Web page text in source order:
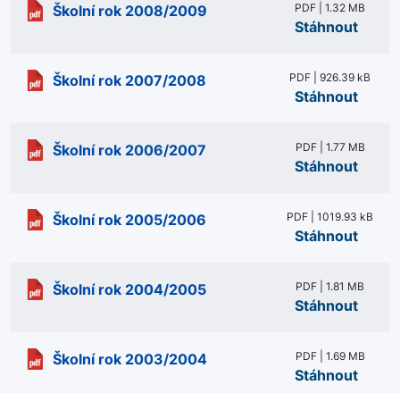
Školní rok 2008/2009 PDF | 1.32 MB
Stáhnout
Školní rok 2007/2008 PDF | 926.39 kB
Stáhnout
Školní rok 2006/2007 PDF | 1.77 MB
Stáhnout
Školní rok 2005/2006 PDF | 1019.93 kB
Stáhnout
Školní rok 2004/2005 PDF | 1.81 MB
Stáhnout
Školní rok 2003/2004 PDF | 1.69 MB
Stáhnout